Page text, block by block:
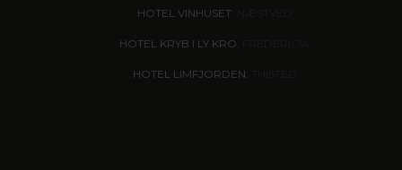
HOTEL VINHUSET, NÆSTVED
HOTEL KRYB I LY KRO
HOTEL LIMFJORDEN